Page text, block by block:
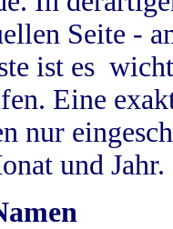
Seite -
ist es
Eine
nur
und Jahr.